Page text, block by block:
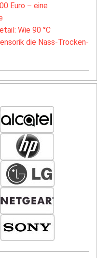
Euro – eine
Wie 90 °C
die Nass-Trocken-